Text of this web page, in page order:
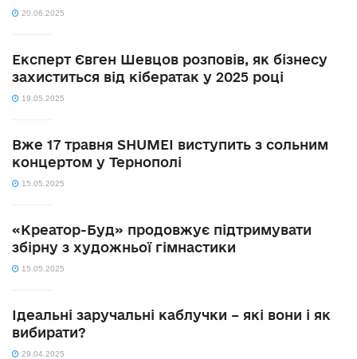
20.06.2025
Експерт Євген Шевцов розповів, як бізнесу
захиститься від кібератак у 2025 році
19.05.2025
Вже 17 травня SHUMEI виступить з сольним
концертом у Тернополі
15.05.2025
«Креатор-Буд» продовжує підтримувати
збірну з художньої гімнастики
15.05.2025
Ідеальні заручальні каблучки – які вони і як
вибирати?
29.04.2025